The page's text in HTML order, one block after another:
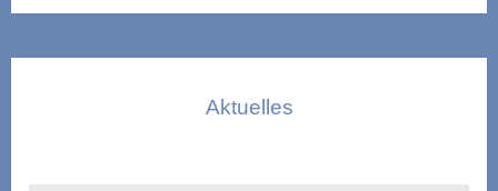
Aktuelles